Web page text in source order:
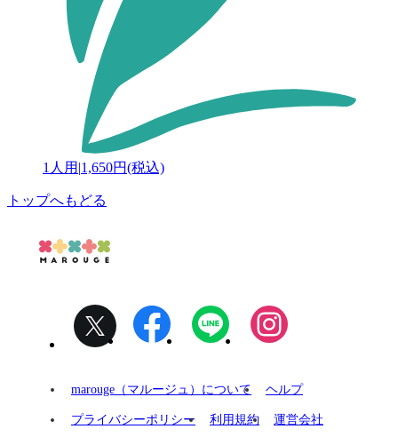
1人用 |1,650円(税込)
トップへもどる
marouge（マルージュ）について ヘルプ
プライバシーポリシー 利用規約 運営会社